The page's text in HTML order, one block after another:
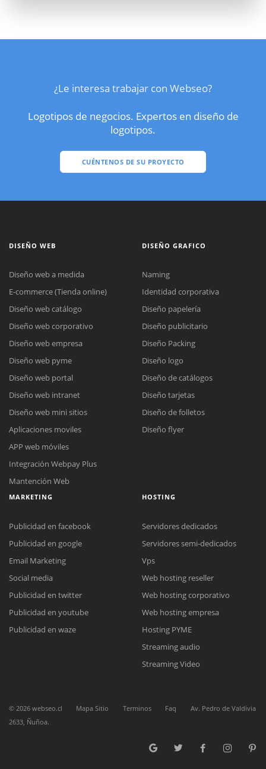
¿Le interesa trabajar con Webseo?
Logotipos de negocios. Expertos en diseño de
logotipos.
CUÉNTENOS DE SU PROYECTO
Reunión online
Nuestros ejecutivos le enviarán un correo electrónico con el enlace a
Cotización
Complete el formulario y nos contactaremos a la brevedad.
Chat Online
Todos nuestros ejecutivos están fuera de línea. Complete el formulario
para enviarnos un correo electrónico con sus datos personales.
DISEÑO WEB
Diseño web a medida
E-commerce (Tienda online)
Diseño web catálogo
Diseño web corporativo
Diseño web empresa
Diseño web pyme
Diseño web portal
Diseño web intranet
Diseño web mini sitios
Aplicaciones moviles
APP web móviles
Integración Webpay Plus
Mantención Web
DISEÑO GRAFICO
Naming
Identidad corporativa
Diseño papelería
Diseño publicitario
Diseño Packing
Diseño logo
Diseño de catálogos
Diseño tarjetas
Diseño de folletos
Diseño flyer
MARKETING
Publicidad en facebook
Publicidad en google
Email Marketing
Social media
Publicidad en twitter
Publicidad en youtube
Publicidad en waze
HOSTING
Servidores dedicados
Servidores semi-dedicados
Vps
Web hosting reseller
Web hosting corporativo
Web hosting empresa
Hosting PYME
Streaming audio
Streaming Video
© 2026 webseo.cl Mapa Sitio Terminos Faq
Av. Pedro de Valdivia
2633, Ñuñoa.